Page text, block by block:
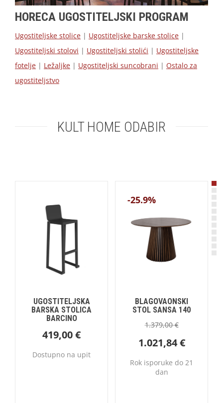
HORECA UGOSTITELJSKI PROGRAM
Ugostiteljske stolice | Ugostiteljske barske stolice |
Ugostiteljski stolovi | Ugostiteljski stolići | Ugostiteljske
fotelje | Ležaljke | Ugostiteljski suncobrani | Ostalo za
ugostiteljstvo
KULT HOME ODABIR
UGOSTITELJSKA
BARSKA STOLICA
BARCINO
419,00€
Dostupno na upit
-25.9%
BLAGOVAONSKI
STOL SANSA 140
1.379,00€
1.021,84€
Rok isporuke do 21
dan